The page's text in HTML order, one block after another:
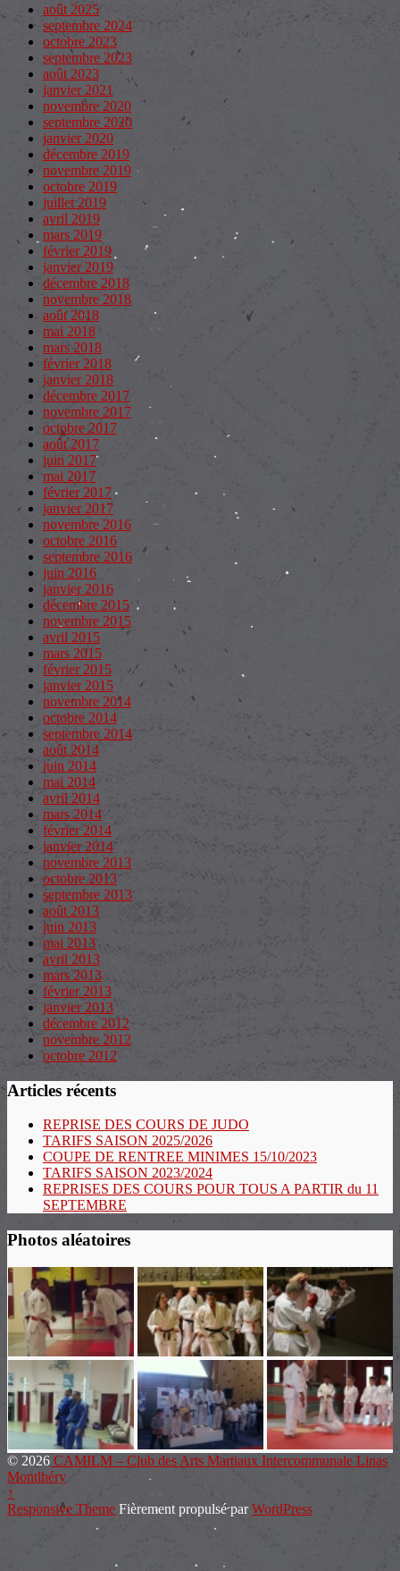
août 2025
septembre 2024
octobre 2023
septembre 2023
août 2023
janvier 2021
novembre 2020
septembre 2020
janvier 2020
décembre 2019
novembre 2019
octobre 2019
juillet 2019
avril 2019
mars 2019
février 2019
janvier 2019
décembre 2018
novembre 2018
août 2018
mai 2018
mars 2018
février 2018
janvier 2018
décembre 2017
novembre 2017
octobre 2017
août 2017
juin 2017
mai 2017
février 2017
janvier 2017
novembre 2016
octobre 2016
septembre 2016
juin 2016
janvier 2016
décembre 2015
novembre 2015
avril 2015
mars 2015
février 2015
janvier 2015
novembre 2014
octobre 2014
septembre 2014
août 2014
juin 2014
mai 2014
avril 2014
mars 2014
février 2014
janvier 2014
novembre 2013
octobre 2013
septembre 2013
août 2013
juin 2013
mai 2013
avril 2013
mars 2013
février 2013
janvier 2013
décembre 2012
novembre 2012
octobre 2012
Articles récents
REPRISE DES COURS DE JUDO
TARIFS SAISON 2025/2026
COUPE DE RENTREE MINIMES 15/10/2023
TARIFS SAISON 2023/2024
REPRISES DES COURS POUR TOUS A PARTIR du 11
SEPTEMBRE
Photos aléatoires
© 2026 CAMILM – Club des Arts Martiaux Intercommunale Linas
Montlhéry
↑
Responsive Theme Fièrement propulsé parWordPress